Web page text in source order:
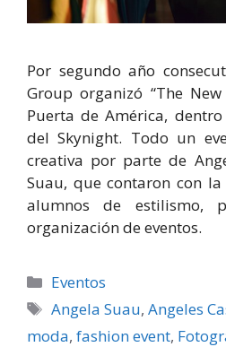
Por segundo año
Group organizó “The
Puerta de América,
del Skynight. Todo un
creativa por parte de
Suau, que contaron con
alumnos de estilismo,
organización de eventos.
Categorías
Eventos
Etiquetas
Angela Suau,Angeles
moda, fashion event,